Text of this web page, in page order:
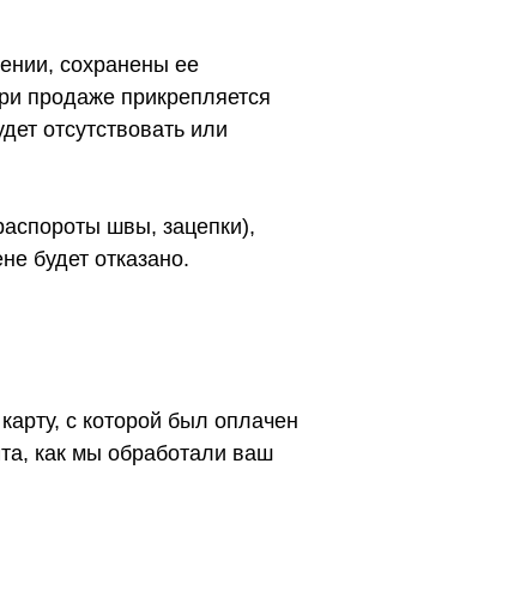
сохранены ее
продаже прикрепляется
отсутствовать или
швы, зацепки),
будет отказано.
с которой был оплачен
как мы обработали ваш